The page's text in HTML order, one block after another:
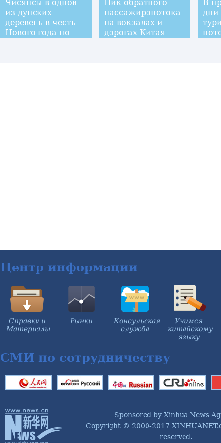
Чисянсы в одной
из дунских
деревень в честь
Нового года по
Пик обратного
пассажиропотока
на вокзалах и
дорогах Китая
В
дни
Центр информации
Справки и
Материалы
Рынки
Консульская
служба
Учимся
китайскому
языку
СМИ по сотрудничеству
Sponsored by Xinhua News
Copyright © 2000-2017
reserved.